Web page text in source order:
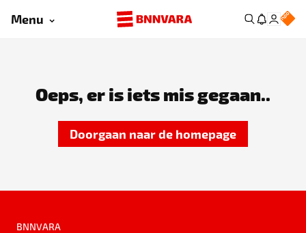
Menu
Oeps, er is iets mis gegaan..
Doorgaan naar de homepage
BNNVARA